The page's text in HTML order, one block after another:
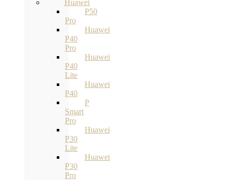
Huawei
P50
Pro
Huawei
P40
Pro
Huawei
P40
Lite
Huawei
P40
P
Smart
Pro
Huawei
P30
Lite
Huawei
P30
Pro